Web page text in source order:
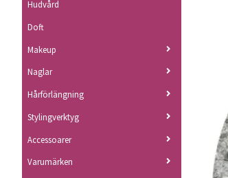
Hudvård
Doft
Makeup
Naglar
Hårförlängning
Stylingverktyg
Accessoarer
Varumärken